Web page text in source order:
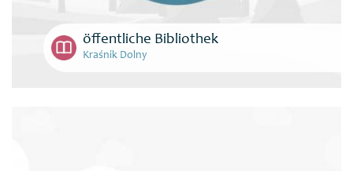
öffentliche Bibliothek
Kraśnik Dolny